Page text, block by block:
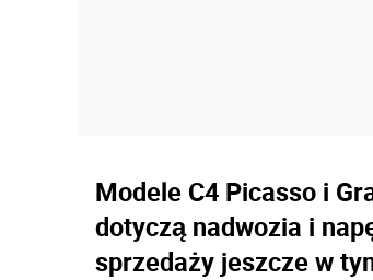
Modele C4 Picasso i
dotyczą nadwozia i
sprzedaży jeszcze w